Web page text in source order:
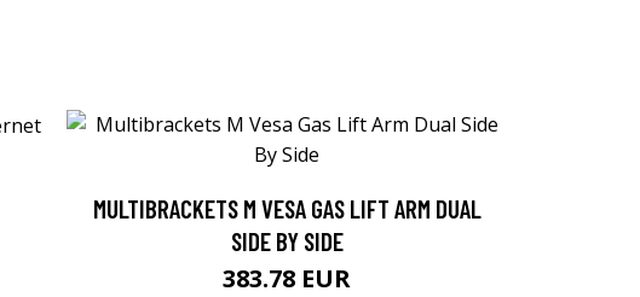
MULTIBRACKETS M VESA GAS LIFT ARM DUAL
SIDE BY SIDE
383.78 EUR